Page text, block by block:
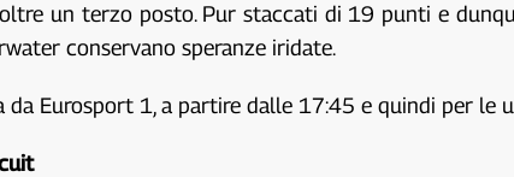
un terzo posto. Pur staccati di 19 punti e
conservano speranze iridate.
da Eurosport 1, a partire dalle 17:45 e quindi per le